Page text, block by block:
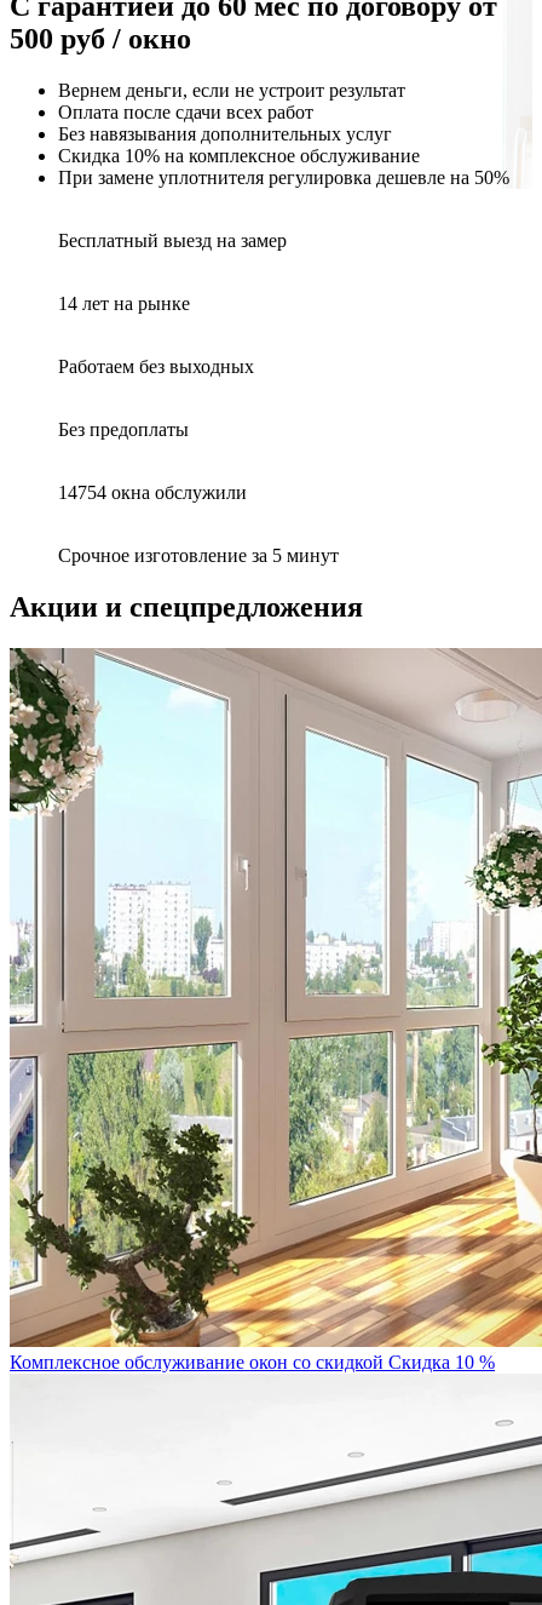
500 руб / окно
Вернем деньги, если не устроит результат
Оплата после сдачи всех работ
Без навязывания дополнительных услуг
Скидка 10% на комплексное обслуживание
При замене уплотнителя регулировка дешевле на 50%
Бесплатный выезд на замер
14 лет на рынке
Работаем без выходных
Без предоплаты
14754 окна обслужили
Срочное изготовление за 5 минут
Акции и спецпредложения
Комплексное обслуживание окон со скидкой Скидка 10 %